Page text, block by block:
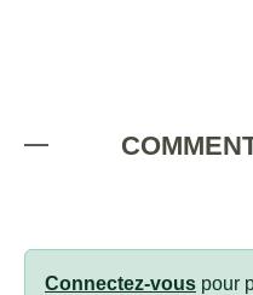
Connectez-vous pour